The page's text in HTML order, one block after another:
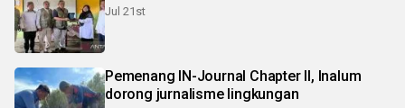
Jul 21st
Pemenang IN-Journal Chapter II, Inalum
dorong jurnalisme lingkungan